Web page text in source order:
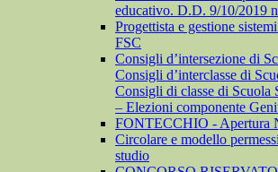
educativo. D.D. 9/10/2019
Progettista e gestione
FSC
Consigli d’intersezione di
Consigli d’interclasse di
Consigli di classe di Scuola
– Elezioni componente
FONTECCHIO - Apertura
Circolare e modello
studio